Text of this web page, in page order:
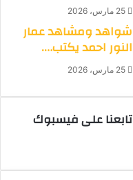
25 مارس، 2026
شواهد ومشاهد عمار
النور احمد يكتب….
25 مارس، 2026
تابعنا على فيسبوك